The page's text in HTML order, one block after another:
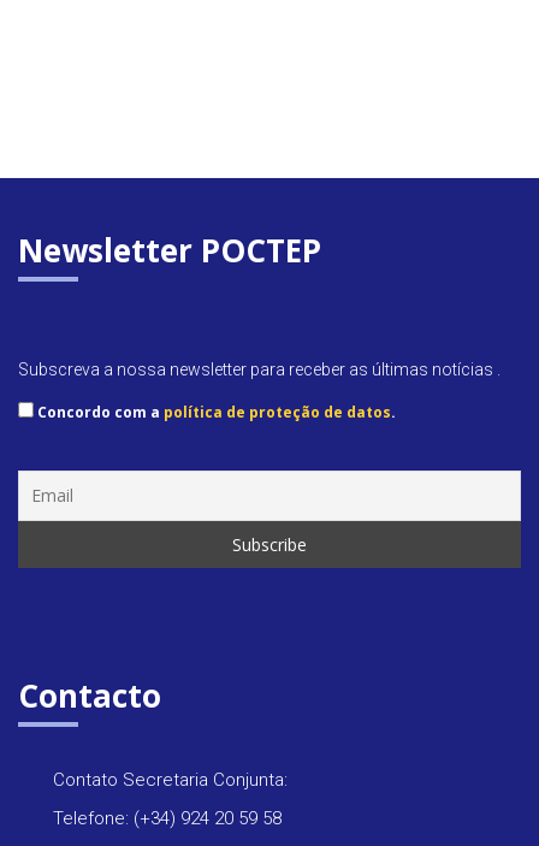
Newsletter POCTEP
Subscreva a nossa newsletter para receber as últimas notícias .
Concordo com a política de proteção de datos.
Contacto
Contato Secretaria Conjunta:
Telefone: (+34) 924 20 59 58